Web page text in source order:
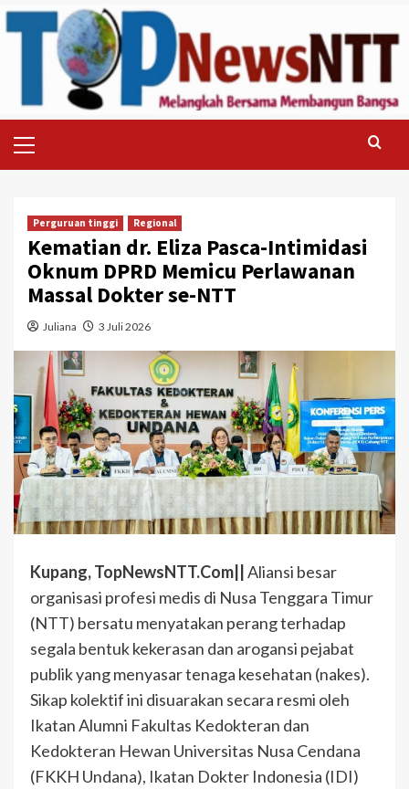
Skip
to
Menu
Perguruan tinggi Regional
Kematian dr. Eliza Pasca-Intimidasi
Oknum DPRD Memicu Perlawanan
Massal Dokter se-NTT
Juliana 3 Juli 2026
Kupang, TopNewsNTT.Com|| Aliansi besar
organisasi profesi medis di Nusa Tenggara Timur
(NTT) bersatu menyatakan perang terhadap
segala bentuk kekerasan dan arogansi pejabat
publik yang menyasar tenaga kesehatan (nakes).
Sikap kolektif ini disuarakan secara resmi oleh
Ikatan Alumni Fakultas Kedokteran dan
Kedokteran Hewan Universitas Nusa Cendana
(FKKH Undana), Ikatan Dokter Indonesia (IDI)